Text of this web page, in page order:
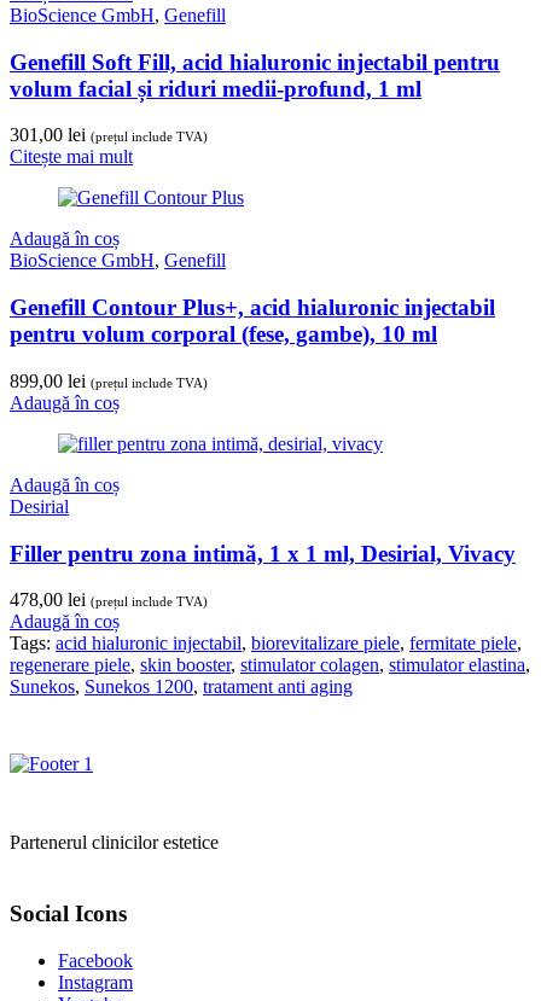
BioScience GmbH, Genefill
Genefill Soft Fill, acid hialuronic injectabil pentru
volum facial și riduri medii-profund, 1 ml
301,00 lei (prețul include TVA)
Citește mai mult
Adaugă în coș
BioScience GmbH, Genefill
Genefill Contour Plus+, acid hialuronic injectabil
pentru volum corporal (fese, gambe), 10 ml
899,00 lei (prețul include TVA)
Adaugă în coș
Adaugă în coș
Desirial
Filler pentru zona intimă, 1 x 1 ml, Desirial, Vivacy
478,00 lei (prețul include TVA)
Adaugă în coș
Tags: acid hialuronic injectabil, biorevitalizare piele, fermitate piele,
regenerare piele, skin booster, stimulator colagen, stimulator elastina,
Sunekos, Sunekos 1200, tratament anti aging
Partenerul clinicilor estetice
Social Icons
Facebook
Instagram